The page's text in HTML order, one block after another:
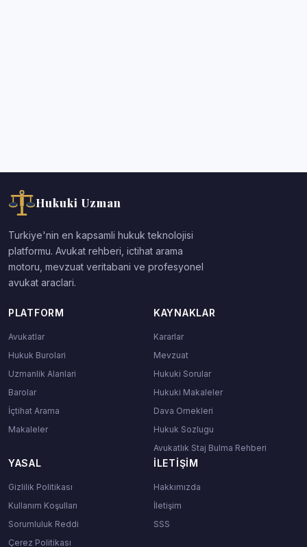
Hukuki Uzman
Turkiye'nin en kapsamli hukuk teknolojisi
platformu. Avukat rehberi, ictihat arama
motoru, mevzuat veritabani ve profesyonel
avukat araclari.
PLATFORM
Avukatlar
Hukuk Burolari
Uzmanlik Alanlari
Barolar
İçtihat Arama
Makaleler
KAYNAKLAR
Kararlar
Mevzuat
Hukuki Sorular
Hukuki Makaleler
Dava Ornekleri
Hukuk Sozlugu
Avukatlık Staj Bulma Rehberi
YASAL
Gizlilik Politikası
Kullanım Koşulları
Sorumluluk Reddi
Çerez Politikası
İLETIŞIM
Hakkımızda
İletişim
SSS